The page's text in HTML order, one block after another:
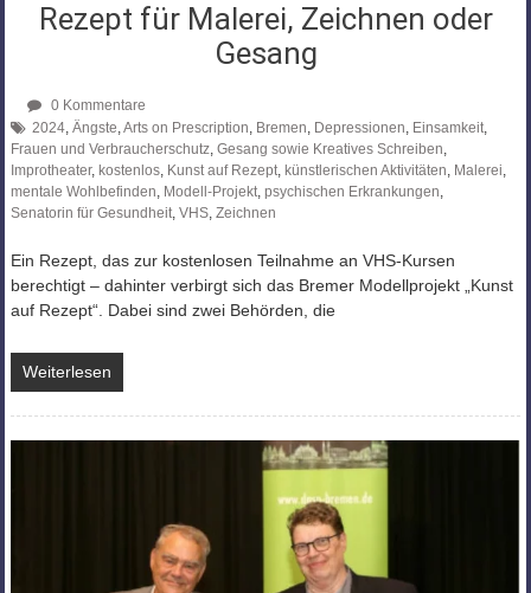
Rezept für Malerei, Zeichnen oder
Gesang
0 Kommentare
2024, Ängste,Arts on Prescription, Bremen, Depressionen, Einsamkeit,
Frauen und Verbraucherschutz, Gesang sowie Kreatives Schreiben,
Improtheater, kostenlos, Kunst auf Rezept, künstlerischen Aktivitäten, Malerei,
mentale Wohlbefinden, Modell-Projekt, psychischen Erkrankungen,
Senatorin für Gesundheit, VHS, Zeichnen
Ein Rezept, das zur kostenlosen Teilnahme an VHS-Kursen
berechtigt – dahinter verbirgt sich das Bremer Modellprojekt „Kunst
auf Rezept“. Dabei sind zwei Behörden, die
Weiterlesen